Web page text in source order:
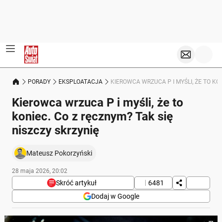
PORADY EKSPLOATACJA KIEROWCA WRZUCA P I MYŚLI, ŻE TO
Kierowca wrzuca P i myśli, że to
koniec. Co z ręcznym? Tak się
niszczy skrzynię
Mateusz Pokorzyński
28 maja 2026, 20:02
Skróć artykuł
6481
Dodaj w Google